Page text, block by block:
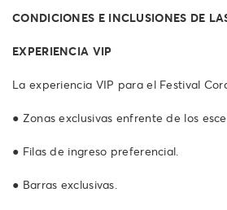
CONDICIONES E INCLUSIONES DE
EXPERIENCIA VIP
La experiencia VIP para el Festival
● Zonas exclusivas enfrente de los
● Filas de ingreso preferencial.
● Barras exclusivas.